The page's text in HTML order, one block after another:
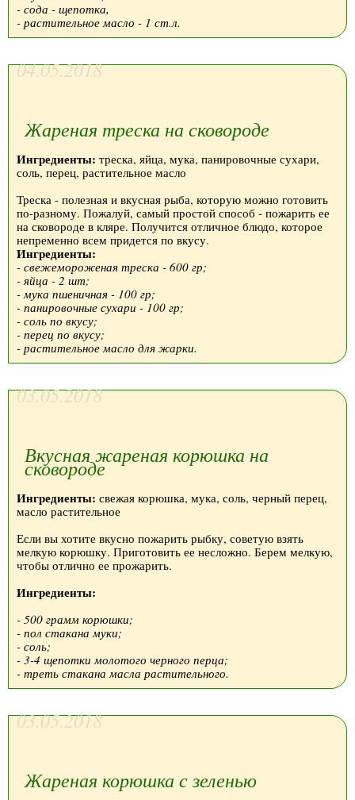
- сода - щепотка,
- растительное масло - 1 ст.л.
04.05.2018
Жареная треска на сковороде
Ингредиенты: треска, яйца, мука, панировочные сухари,
соль, перец, растительное масло
Треска - полезная и вкусная рыба, которую можно готовить
по-разному. Пожалуй, самый простой способ - пожарить ее
на сковороде в кляре. Получится отличное блюдо, которое
непременно всем придется по вкусу.
Ингредиенты:
- свежемороженая треска - 600 гр;
- яйца - 2 шт;
- мука пшеничная - 100 гр;
- панировочные сухари - 100 гр;
- соль по вкусу;
- перец по вкусу;
- растительное масло для жарки.
03.05.2018
Вкусная жареная корюшка на
сковороде
Ингредиенты: свежая корюшка, мука, соль, черный перец,
масло растительное
Если вы хотите вкусно пожарить рыбку, советую взять
мелкую корюшку. Приготовить ее несложно. Берем мелкую,
чтобы отлично ее прожарить.
Ингредиенты:
- 500 грамм корюшки;
- пол стакана муки;
- соль;
- 3-4 щепотки молотого черного перца;
- треть стакана масла растительного.
03.05.2018
Жареная корюшка с зеленью